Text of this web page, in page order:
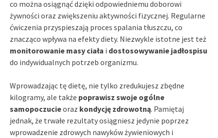
co można osiągnąć dzięki odpowiedniemu doborowi
żywności oraz zwiększeniu aktywności fizycznej. Regularne
ćwiczenia przyspieszają proces spalania tłuszczu, co
znacząco wpływa na efekty diety. Niezwykle istotne jest też
monitorowanie masy ciała i dostosowywanie jadłospisu
do indywidualnych potrzeb organizmu.
Wprowadzając tę dietę, nie tylko zredukujesz zbędne
kilogramy, ale także poprawisz swoje ogólne
samopoczucieoraz kondycję zdrowotną. Pamiętaj
jednak, że trwałe rezultaty osiągniesz jedynie poprzez
wprowadzenie zdrowych nawyków żywieniowych i